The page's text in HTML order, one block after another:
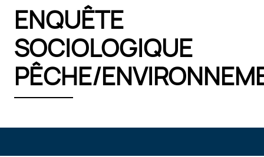
ENQUÊTE
SOCIOLOGIQUE
PÊCHE/